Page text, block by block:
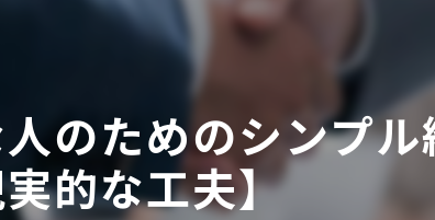
のためのシンプル
的な工夫】